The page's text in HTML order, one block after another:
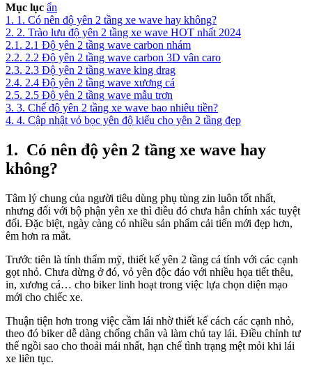
Mục lục ẩn
1. 1. Có nên độ yên 2 tầng xe wave hay không?
2. 2. Trào lưu độ yên 2 tầng xe wave HOT nhất 2024
2.1. 2.1 Độ yên 2 tầng wave carbon nhám
2.2. 2.2 Độ yên 2 tầng wave carbon 3D vân caro
2.3. 2.3 Độ yên 2 tầng wave king drag
2.4. 2.4 Độ yên 2 tầng wave xương cá
2.5. 2.5 Độ yên 2 tầng wave mẫu trơn
3. 3. Chế độ yên 2 tầng xe wave bao nhiêu tiền?
4. 4. Cập nhật vỏ bọc yên độ kiểu cho yên 2 tầng đẹp
1. Có nên độ yên 2 tầng xe wave hay
không?
Tâm lý chung của người tiêu dùng phụ tùng zin luôn tốt nhất,
nhưng đối với bộ phận yên xe thì điều đó chưa hẳn chính xác tuyệt
đối. Đặc biệt, ngày càng có nhiều sản phẩm cải tiến mới đẹp hơn,
êm hơn ra mắt.
Trước tiên là tính thẩm mỹ, thiết kế yên 2 tầng cá tính với các cạnh
gọt nhỏ. Chưa dừng ở đó, vỏ yên độc đáo với nhiều họa tiết thêu,
in, xương cá… cho biker linh hoạt trong việc lựa chọn diện mạo
mới cho chiếc xe.
Thuận tiện hơn trong việc cầm lái nhờ thiết kế cách các cạnh nhỏ,
theo đó biker dễ dàng chống chân và làm chủ tay lái. Điều chỉnh tư
thế ngồi sao cho thoải mái nhất, hạn chế tình trạng mệt mỏi khi lái
xe liên tục.